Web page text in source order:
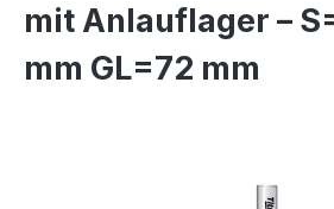
mit Anlauflager –
mm GL=72 mm